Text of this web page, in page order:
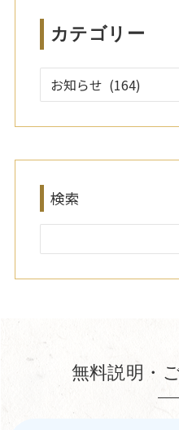
カテゴリー
検索
無料説明・